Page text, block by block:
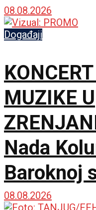
šok za
08.08.2026
Događaji
MUZIKE U
Nada
Baroknoj
kuće
08.08.2026